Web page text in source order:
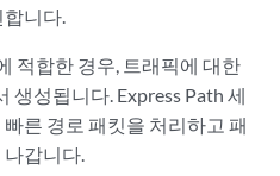
니다.
적합한 경우, 트래픽에 대한
생성됩니다. Express Path 세
른 경로 패킷을 처리하고 패
갑니다.